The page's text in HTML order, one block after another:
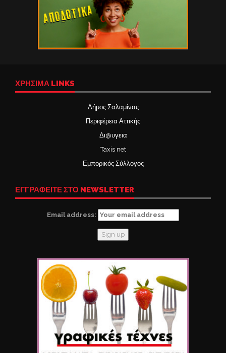
ΧΡΉΣΙΜΑ LINKS
Δήμος Σαλαμίνας
Περιφέρεια Αττικής
Δι@υγεια
Taxis net
Εμπορικός Σύλλογος
ΕΓΓΡΑΦΕΙΤΕ ΣΤΟ NEWSLETTER
Email address: